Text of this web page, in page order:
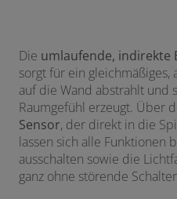
Die umlaufende, indirekte
sorgt für ein gleichmäßiges,
auf die Wand abstrahlt und
Raumgefühl erzeugt. Über
Sensor, der direkt in die
lassen sich alle Funktionen
ausschalten sowie die
ganz ohne störende